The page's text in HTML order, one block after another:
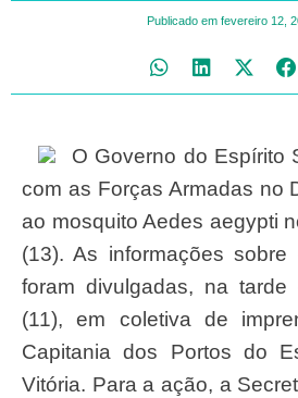
Publicado em fevereiro 12,
O Governo do Espírito Santo estará junto
com as Forças Armadas no
ao mosquito Aedes aegypti
(13). As informações sobre
foram divulgadas, na tarde
(11), em coletiva de
Capitania dos Portos do
Vitória. Para a ação, a